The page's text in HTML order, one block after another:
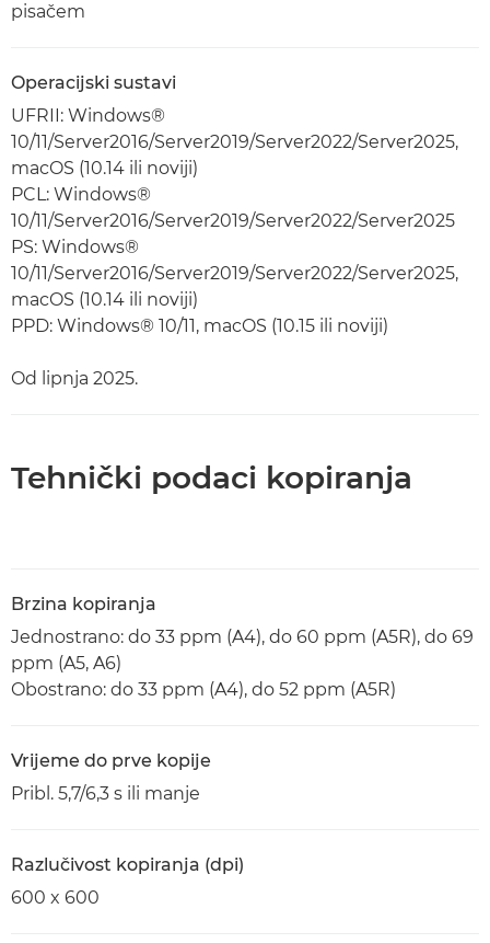
pisačem
Operacijski sustavi
UFRII: Windows®
10/11/Server2016/Server2019/Server2022/Server2025,
macOS (10.14 ili noviji)
PCL: Windows®
10/11/Server2016/Server2019/Server2022/Server2025
PS: Windows®
10/11/Server2016/Server2019/Server2022/Server2025,
macOS (10.14 ili noviji)
PPD: Windows® 10/11, macOS (10.15 ili noviji)
Od lipnja 2025.
Tehnički podaci kopiranja
Brzina kopiranja
Jednostrano: do 33 ppm (A4), do 60 ppm (A5R), do 69
ppm (A5, A6)
Obostrano: do 33 ppm (A4), do 52 ppm (A5R)
Vrijeme do prve kopije
Pribl. 5,7/6,3 s ili manje
Razlučivost kopiranja (dpi)
600 x 600